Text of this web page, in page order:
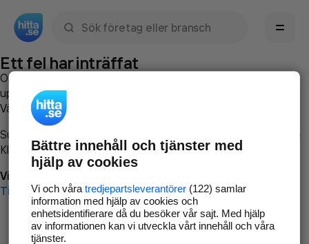
Ett fel har inträffat
Om du vill kan du
uppstod så att vi lättare och snabbare kan avhjälpa det.
Vänligen försök med följande:
Surfa till
Klicka påTillbaka-knappen i webbläsaren och försök igen
Vi beklagar besväret!
Till startsidan
Bättre innehåll och tjänster med
hjälp av cookies
Vi och våra tredjepartsleverantörer(122) samlar
information med hjälp av cookies och
enhetsidentifierare då du besöker vår sajt. Med hjälp
av informationen kan vi utveckla vårt innehåll och våra
tjänster.